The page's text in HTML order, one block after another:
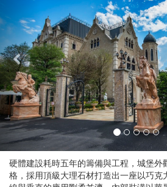
巧
克
力
夢
想
城
堡
-
硬體建設耗時五年的籌備與工程，城堡外
格，採用頂級大理石材打造出一座以巧克